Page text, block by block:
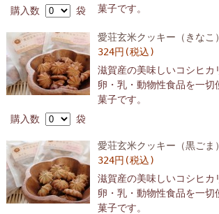
購入数 袋
菓子です。
購入数 袋
愛荘玄米クッキー（きなこ）
324円(税込)
滋賀産の美味しいコシヒカ
卵・乳・動物性食品を一
菓子です。
愛荘玄米クッキー（黒ごま）
324円(税込)
滋賀産の美味しいコシヒカ
卵・乳・動物性食品を一
菓子です。